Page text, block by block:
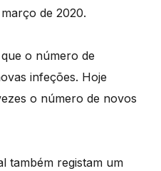
de 2020.
o número de
infeções. Hoje
o número de novos
também registam um